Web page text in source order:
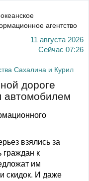
агентство
11 августа 2026
Сейчас 07:26
Сахалина и Курил
дороге
автомобилем
взялись за
граждан к
им
скидок. И даже